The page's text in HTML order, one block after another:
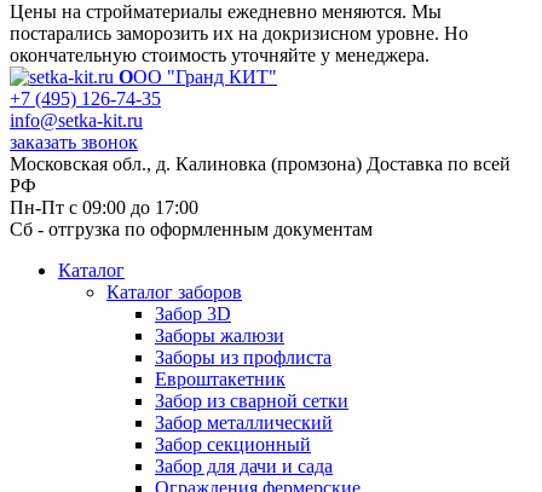
Цены на стройматериалы ежедневно меняются. Мы
постарались заморозить их на докризисном уровне. Но
окончательную стоимость уточняйте у менеджера.
ООО "Гранд КИТ"
+7 (495) 126-74-35
info@setka-kit.ru
заказать звонок
Московская обл., д. Калиновка (промзона) Доставка по всей
РФ
Пн-Пт с 09:00 до 17:00
Сб - отгрузка по оформленным документам
Каталог
Каталог заборов
Забор 3D
Заборы жалюзи
Заборы из профлиста
Евроштакетник
Забор из сварной сетки
Забор металлический
Забор секционный
Забор для дачи и сада
Ограждения фермерские